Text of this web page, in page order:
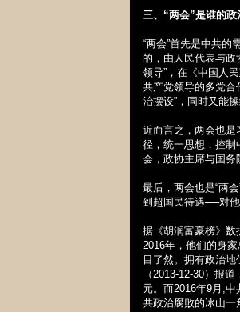
三、“两会”是谁的政
“两会”首先是中共
的，由人民代表与政
领导”，在《中国人
共产党领导的多党合
治摆设”，同时又能
近而言之，两会也是
径，统一思想，控制
会，政协主席与国务
最后，两会也是“两
到超国民待遇──对
据《胡润富豪榜》数
2016年，他们的身家
目了然。拥有政治
（2013-12-30）报道
元。而2016年9月 ,中
共政治腐败的冰山一